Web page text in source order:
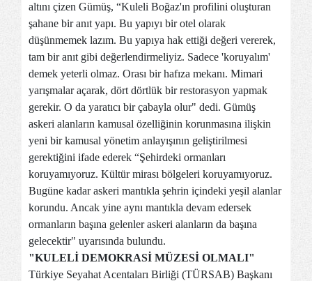
altını çizen Gümüş, “Kuleli Boğaz'ın profilini oluşturan
şahane bir anıt yapı. Bu yapıyı bir otel olarak
düşünmemek lazım. Bu yapıya hak ettiği değeri vererek,
tam bir anıt gibi değerlendirmeliyiz. Sadece 'koruyalım'
demek yeterli olmaz. Orası bir hafıza mekanı. Mimari
yarışmalar açarak, dört dörtlük bir restorasyon yapmak
gerekir. O da yaratıcı bir çabayla olur" dedi. Gümüş
askeri alanların kamusal özelliğinin korunmasına ilişkin
yeni bir kamusal yönetim anlayışının geliştirilmesi
gerektiğini ifade ederek “Şehirdeki ormanları
koruyamıyoruz. Kültür mirası bölgeleri koruyamıyoruz.
Bugüne kadar askeri mantıkla şehrin içindeki yeşil alanlar
korundu. Ancak yine aynı mantıkla devam edersek
ormanların başına gelenler askeri alanların da başına
gelecektir" uyarısında bulundu.
"KULELİ DEMOKRASİ MÜZESİ OLMALI"
Türkiye Seyahat Acentaları Birliği (TÜRSAB) Başkanı